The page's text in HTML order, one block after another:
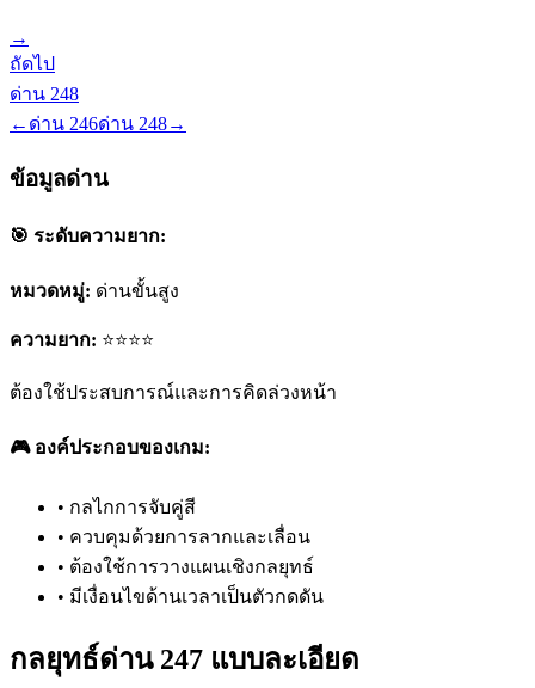
→
ถัดไป
ด่าน 248
← ด่าน 246ด่าน 248→
ข้อมูลด่าน
🎯 ระดับความยาก:
หมวดหมู่: ด่านขั้นสูง
ความยาก: ⭐⭐⭐⭐
ต้องใช้ประสบการณ์และการคิดล่วงหน้า
🎮 องค์ประกอบของเกม:
• กลไกการจับคู่สี
• ควบคุมด้วยการลากและเลื่อน
• ต้องใช้การวางแผนเชิงกลยุทธ์
• มีเงื่อนไขด้านเวลาเป็นตัวกดดัน
กลยุทธ์ด่าน 247 แบบละเอียด